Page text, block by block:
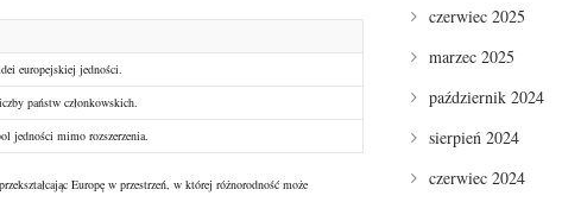
europejskiej jedności.
państw członkowskich.
jedności mimo rozszerzenia.
Europę w przestrzeń, w której różnorodność może
czerwiec 2025
marzec 2025
październik 2024
sierpień 2024
czerwiec 2024